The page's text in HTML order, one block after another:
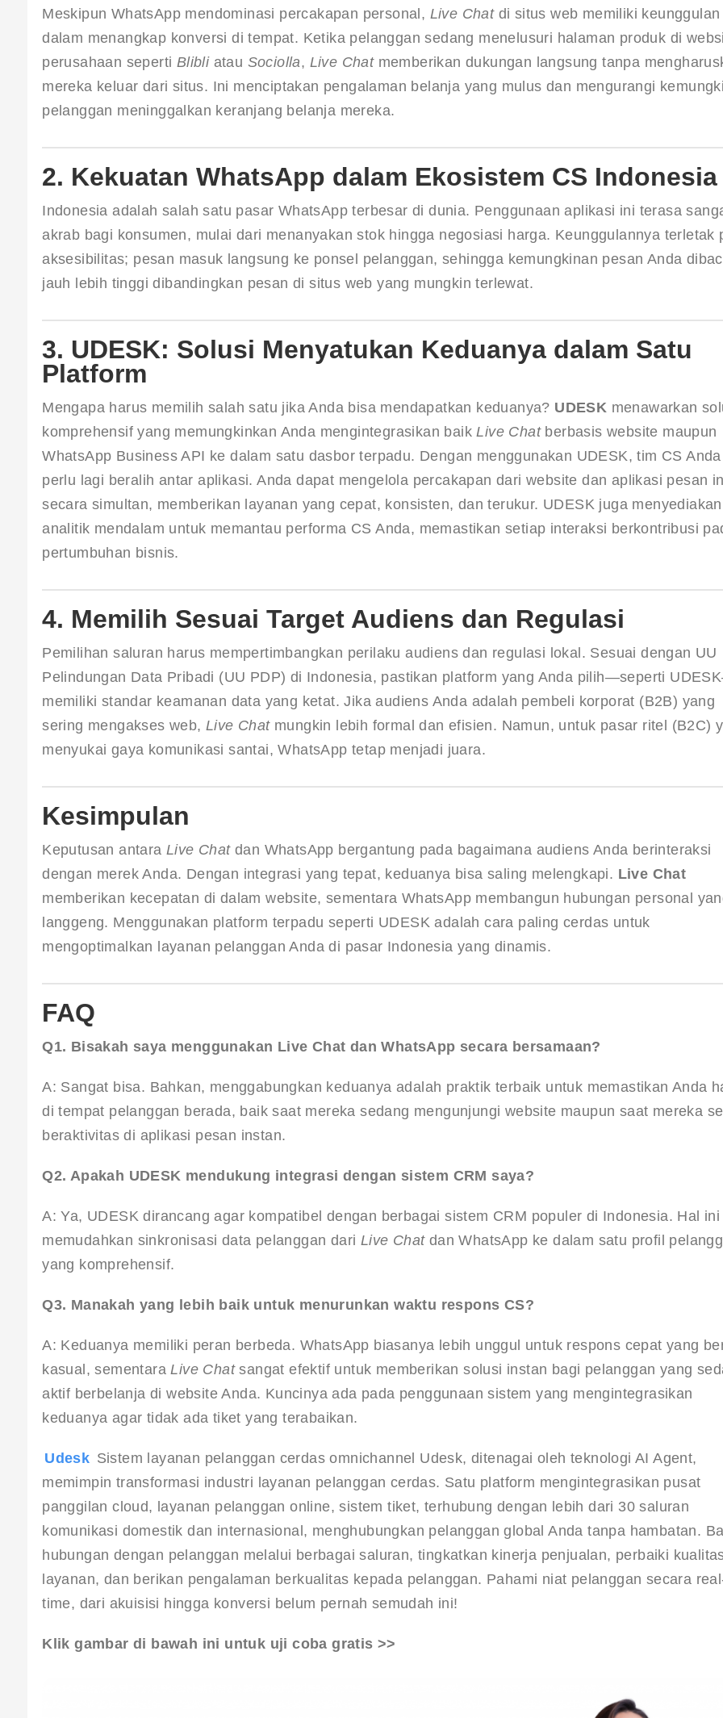
Meskipun WhatsApp mendominasi percakapan personal, Live Chat di situs web memiliki keunggulan
dalam menangkap konversi di tempat. Ketika pelanggan sedang menelusuri halaman produk di
perusahaan seperti Blibli atau Sociolla, Live Chat memberikan dukungan langsung tanpa
mereka keluar dari situs. Ini menciptakan pengalaman belanja yang mulus dan mengurangi
pelanggan meninggalkan keranjang belanja mereka.
2. Kekuatan WhatsApp dalam Ekosistem CS Indonesia
Indonesia adalah salah satu pasar WhatsApp terbesar di dunia. Penggunaan aplikasi ini terasa
akrab bagi konsumen, mulai dari menanyakan stok hingga negosiasi harga. Keunggulannya terletak
aksesibilitas; pesan masuk langsung ke ponsel pelanggan, sehingga kemungkinan pesan Anda
jauh lebih tinggi dibandingkan pesan di situs web yang mungkin terlewat.
3. UDESK: Solusi Menyatukan Keduanya dalam Satu
Platform
Mengapa harus memilih salah satu jika Anda bisa mendapatkan keduanya? UDESK menawarkan
komprehensif yang memungkinkan Anda mengintegrasikan baik Live Chat berbasis website maupun
WhatsApp Business API ke dalam satu dasbor terpadu. Dengan menggunakan UDESK, tim CS
perlu lagi beralih antar aplikasi. Anda dapat mengelola percakapan dari website dan aplikasi pesan
secara simultan, memberikan layanan yang cepat, konsisten, dan terukur. UDESK juga
analitik mendalam untuk memantau performa CS Anda, memastikan setiap interaksi berkontribusi
pertumbuhan bisnis.
4. Memilih Sesuai Target Audiens dan Regulasi
Pemilihan saluran harus mempertimbangkan perilaku audiens dan regulasi lokal. Sesuai dengan UU
Pelindungan Data Pribadi (UU PDP) di Indonesia, pastikan platform yang Anda pilih—seperti
memiliki standar keamanan data yang ketat. Jika audiens Anda adalah pembeli korporat (B2B) yang
sering mengakses web, Live Chat mungkin lebih formal dan efisien. Namun, untuk pasar ritel (B2C)
menyukai gaya komunikasi santai, WhatsApp tetap menjadi juara.
Kesimpulan
Keputusan antara Live Chat dan WhatsApp bergantung pada bagaimana audiens Anda berinteraksi
dengan merek Anda. Dengan integrasi yang tepat, keduanya bisa saling melengkapi. Live Chat
memberikan kecepatan di dalam website, sementara WhatsApp membangun hubungan personal
langgeng. Menggunakan platform terpadu seperti UDESK adalah cara paling cerdas untuk
mengoptimalkan layanan pelanggan Anda di pasar Indonesia yang dinamis.
FAQ
Q1. Bisakah saya menggunakan Live Chat dan WhatsApp secara bersamaan?
A: Sangat bisa. Bahkan, menggabungkan keduanya adalah praktik terbaik untuk memastikan Anda
di tempat pelanggan berada, baik saat mereka sedang mengunjungi website maupun saat mereka
beraktivitas di aplikasi pesan instan.
Q2. Apakah UDESK mendukung integrasi dengan sistem CRM saya?
A: Ya, UDESK dirancang agar kompatibel dengan berbagai sistem CRM populer di Indonesia. Hal ini
memudahkan sinkronisasi data pelanggan dari Live Chat dan WhatsApp ke dalam satu profil
yang komprehensif.
Q3. Manakah yang lebih baik untuk menurunkan waktu respons CS?
A: Keduanya memiliki peran berbeda. WhatsApp biasanya lebih unggul untuk respons cepat yang
kasual, sementara Live Chat sangat efektif untuk memberikan solusi instan bagi pelanggan yang
aktif berbelanja di website Anda. Kuncinya ada pada penggunaan sistem yang mengintegrasikan
keduanya agar tidak ada tiket yang terabaikan.
Udesk Sistem layanan pelanggan cerdas omnichannel Udesk, ditenagai oleh teknologi AI Agent,
memimpin transformasi industri layanan pelanggan cerdas. Satu platform mengintegrasikan pusat
panggilan cloud, layanan pelanggan online, sistem tiket, terhubung dengan lebih dari 30 saluran
komunikasi domestik dan internasional, menghubungkan pelanggan global Anda tanpa hambatan.
hubungan dengan pelanggan melalui berbagai saluran, tingkatkan kinerja penjualan, perbaiki
layanan, dan berikan pengalaman berkualitas kepada pelanggan. Pahami niat pelanggan secara
time, dari akuisisi hingga konversi belum pernah semudah ini!
Klik gambar di bawah ini untuk uji coba gratis >>